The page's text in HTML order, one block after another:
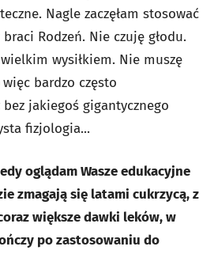
Nagle zaczęłam stosować
Rodzeń. Nie czuję głodu.
wysiłkiem. Nie muszę
bardzo często
jakiegoś gigantycznego
fizjologia...
oglądam Wasze edukacyjne
zmagają się latami cukrzycą, z
większe dawki leków, w
po zastosowaniu do